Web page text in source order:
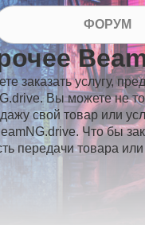
ФОРУМ
заказать услугу,
Вы можете не
свой товар или
Что бы
передачи товара или